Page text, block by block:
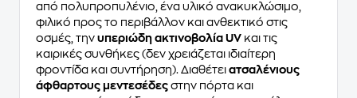
από πολυπροπυλένιο, ένα υλικό ανακυκλώσιμο,
φιλικό προς το περιβάλλον και ανθεκτικό στις
οσμές, την υπεριώδη ακτινοβολία UV και τις
καιρικές συνθήκες (δεν χρειάζεται ιδιαίτερη
φροντίδα και συντήρηση). Διαθέτει ατσαλένιους
άφθαρτους μεντεσέδες στην πόρτα και